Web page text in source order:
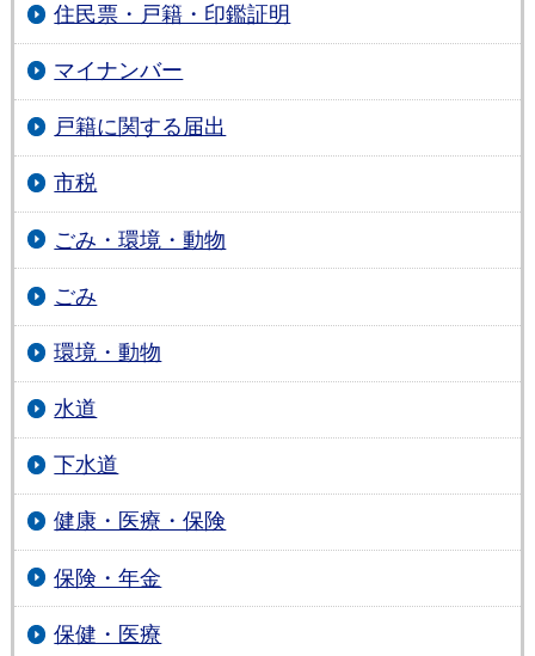
住民票・戸籍・印鑑証明
マイナンバー
戸籍に関する届出
市税
ごみ・環境・動物
ごみ
環境・動物
水道
下水道
健康・医療・保険
保険・年金
保健・医療